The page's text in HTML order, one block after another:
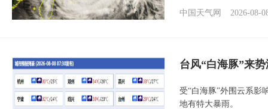
中国天气网
2026-08-
台风“白海豚”来
受“白海豚”外围云系影
地有特大暴雨。